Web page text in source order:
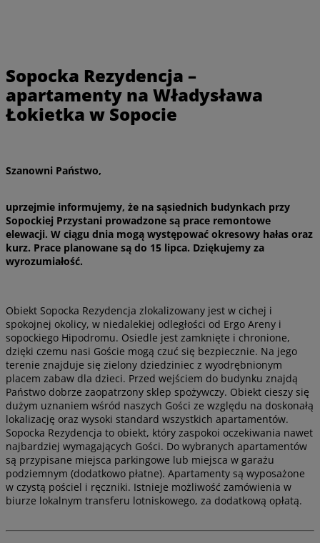
Sopocka Rezydencja –
apartamenty na Władysława
Łokietka w Sopocie
Szanowni Państwo,
uprzejmie informujemy, że na sąsiednich budynkach przy
Sopockiej Przystani prowadzone są prace remontowe
elewacji. W ciągu dnia mogą występować okresowy hałas oraz
kurz. Prace planowane są do 15 lipca. Dziękujemy za
wyrozumiałość.
Obiekt Sopocka Rezydencja zlokalizowany jest w cichej i
spokojnej okolicy, w niedalekiej odległości od Ergo Areny i
sopockiego Hipodromu. Osiedle jest zamknięte i chronione,
dzięki czemu nasi Goście mogą czuć się bezpiecznie. Na jego
terenie znajduje się zielony dziedziniec z wyodrębnionym
placem zabaw dla dzieci. Przed wejściem do budynku znajdą
Państwo dobrze zaopatrzony sklep spożywczy. Obiekt cieszy się
dużym uznaniem wśród naszych Gości ze względu na doskonałą
lokalizację oraz wysoki standard wszystkich apartamentów.
Sopocka Rezydencja to obiekt, który zaspokoi oczekiwania nawet
najbardziej wymagających Gości. Do wybranych apartamentów
są przypisane miejsca parkingowe lub miejsca w garażu
podziemnym (dodatkowo płatne). Apartamenty są wyposażone
w czystą pościel i ręczniki. Istnieje możliwość zamówienia w
biurze lokalnym transferu lotniskowego, za dodatkową opłatą.